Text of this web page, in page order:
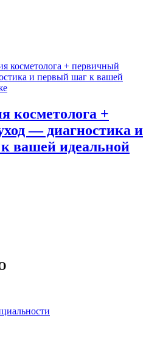
косметолога +
— диагностика и
вашей идеальной